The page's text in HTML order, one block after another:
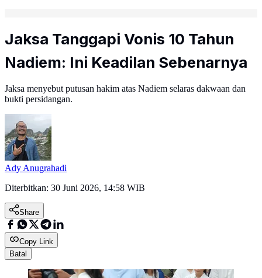
Jaksa Tanggapi Vonis 10 Tahun
Nadiem: Ini Keadilan Sebenarnya
Jaksa menyebut putusan hakim atas Nadiem selaras dakwaan dan
bukti persidangan.
Ady Anugrahadi
Diterbitkan: 30 Juni 2026, 14:58 WIB
Share
Copy Link
Batal